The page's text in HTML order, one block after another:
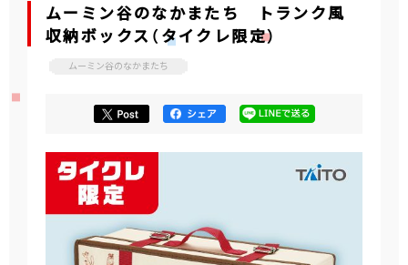
ムーミン谷のなかまたち トランク風
収納ボックス（タイクレ限定）
ムーミン谷のなかまたち